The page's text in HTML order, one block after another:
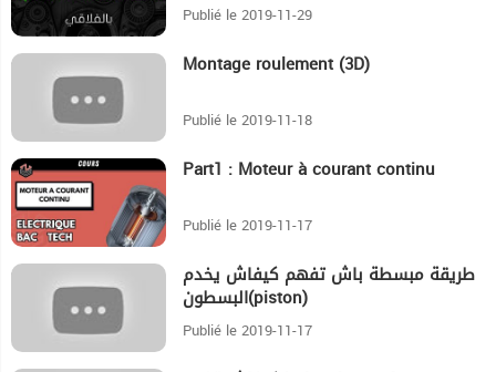
Publié le 2019-11-29
Montage roulement (3D)
Publié le 2019-11-18
6:14 Part1 : Moteur à courant continu
Publié le 2019-11-17
طريقة مبسطة باش تفهم كيفاش يخدم
البسطون(piston)
Publié le 2019-11-17